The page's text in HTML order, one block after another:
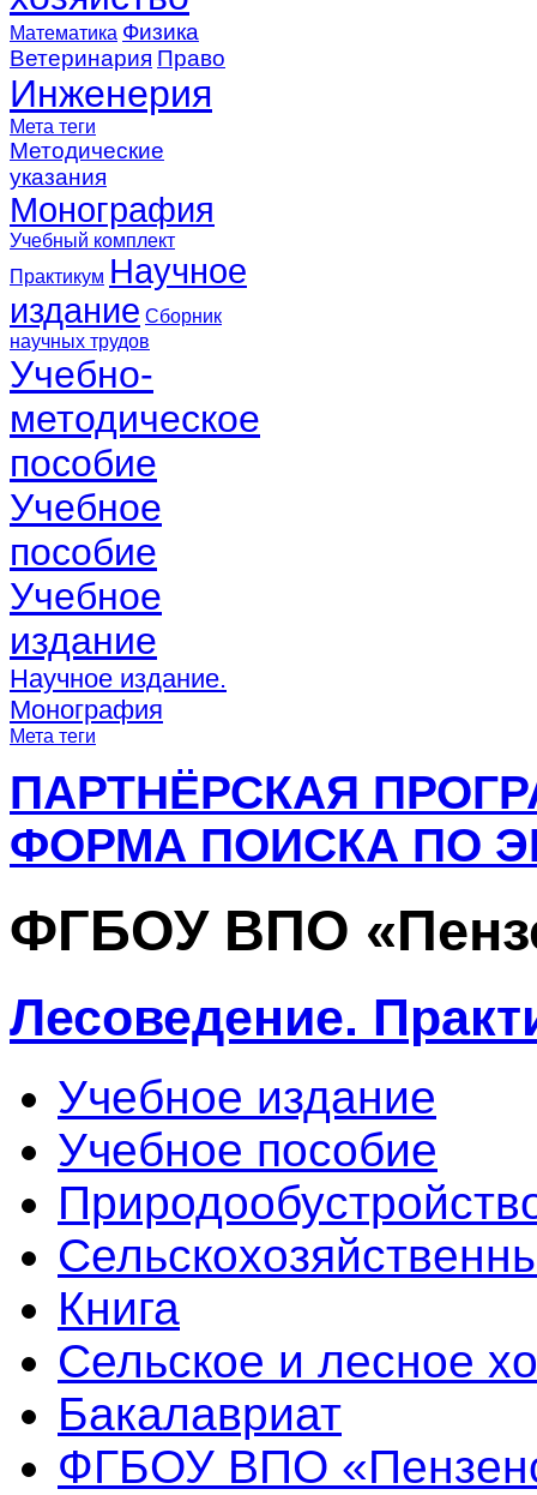
Математика Физика
Ветеринария Право
Инженерия
Мета теги
Методические
указания
Монография
Учебный комплект
Практикум Научное
издание Сборник
научных трудов
Учебно-
методическое
пособие
Учебное
пособие
Учебное
издание
Научное издание.
Монография
Мета теги
ПАРТНЁРСКАЯ
ФОРМА ПОИСКА ПО
ФГБОУ ВПО
Лесоведение.
Учебное издание
Учебное пособие
Книга
Сельское и лесное
Бакалавриат
ФГБОУ ВПО